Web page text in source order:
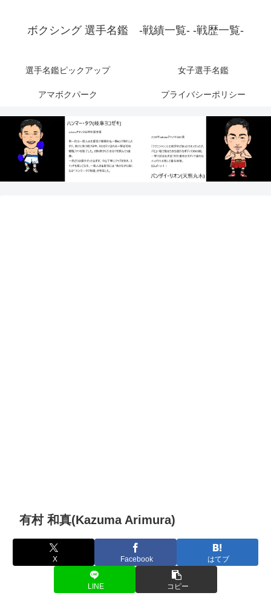
ボクシング 選手名鑑 -戦績一覧- -戦歴一覧-
選手名鑑ピックアップ 女子選手名鑑
アマボクパーク プライバシーポリシー
有村 和真(Kazuma Arimura)
X Facebook はてブ
LINE コピー